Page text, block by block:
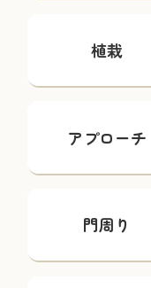
植栽
アプローチ
門周り